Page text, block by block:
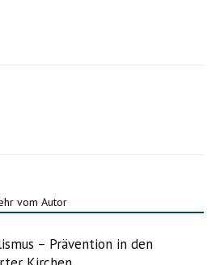
vom Autor
– Prävention in den